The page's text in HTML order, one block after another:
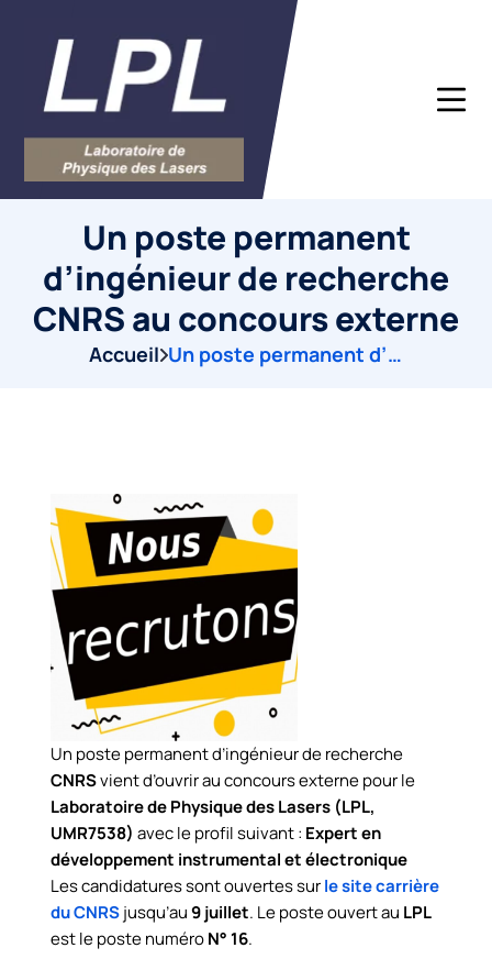
Un poste permanent
d’ingénieur de recherche
CNRS au concours externe
Accueil Un poste permanent d’ingénieur de recherche CNRS au concours externe
Un poste permanent d’ingénieur de recherche
CNRSvient d’ouvrir au concours externe pour le
Laboratoire de Physique des Lasers (LPL,
UMR7538) avec le profil suivant : Expert en
développement instrumental et électronique
Les candidatures sont ouvertes surle site carrière
du CNRSjusqu’au9 juillet. Le poste ouvert au LPL
est le poste numéroN° 16.